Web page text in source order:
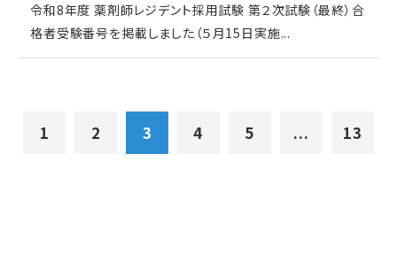
令和8年度 薬剤師レジデント採用試験 第２次試験（最終）合
格者受験番号を掲載しました（５月15日実施...
1 2 3 4 5 ... 13